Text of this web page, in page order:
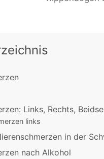
Links, Rechts,
links
in der
nach Alkohol